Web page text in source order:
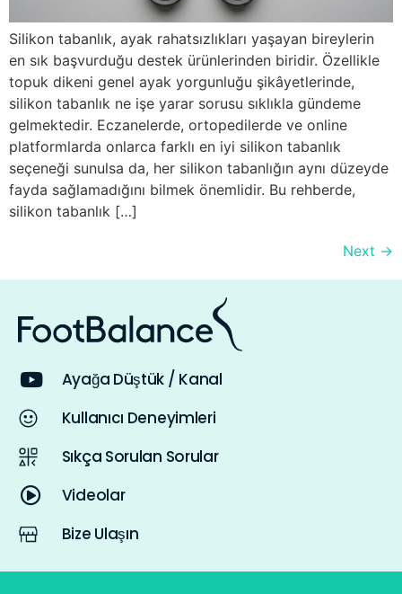
Silikon tabanlık, ayak rahatsızlıkları yaşayan bireylerin
en sık başvurduğu destek ürünlerinden biridir. Özellikle
topuk dikeni genel ayak yorgunluğu şikâyetlerinde,
silikon tabanlık ne işe yarar sorusu sıklıkla gündeme
gelmektedir. Eczanelerde, ortopedilerde ve online
platformlarda onlarca farklı en iyi silikon tabanlık
seçeneği sunulsa da, her silikon tabanlığın aynı düzeyde
fayda sağlamadığını bilmek önemlidir. Bu rehberde,
silikon tabanlık […]
Next →
Ayağa Düştük / Kanal
Kullanıcı Deneyimleri
Sıkça Sorulan Sorular
Videolar
Bize Ulaşın